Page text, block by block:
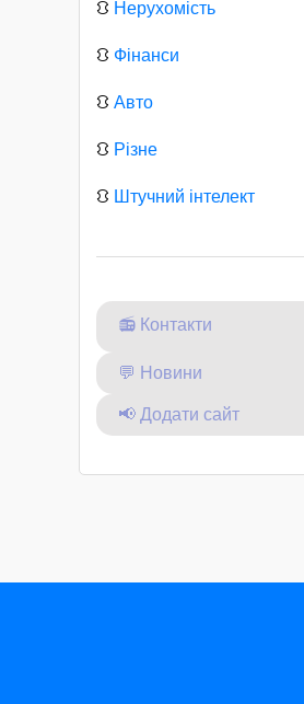
⛻ Нерухомість
⛻ Фінанси
⛻ Авто
⛻ Різне
⛻ Штучний інтелект
📻 Контакти
💬 Новини
📢 Додати сайт